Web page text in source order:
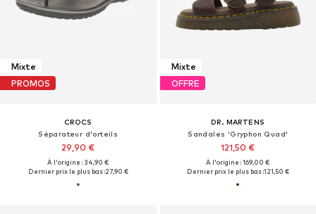
Mixte
PROMOS
CROCS
Séparateur d'orteils
29,90 €
À l'origine : 34,90 €
Dernier prix le plus bas :27,90 €
Mixte
OFFRE
DR. MARTENS
Sandales 'Gryphon Quad'
121,50 €
À l'origine : 169,00 €
Dernier prix le plus bas :121,50 €